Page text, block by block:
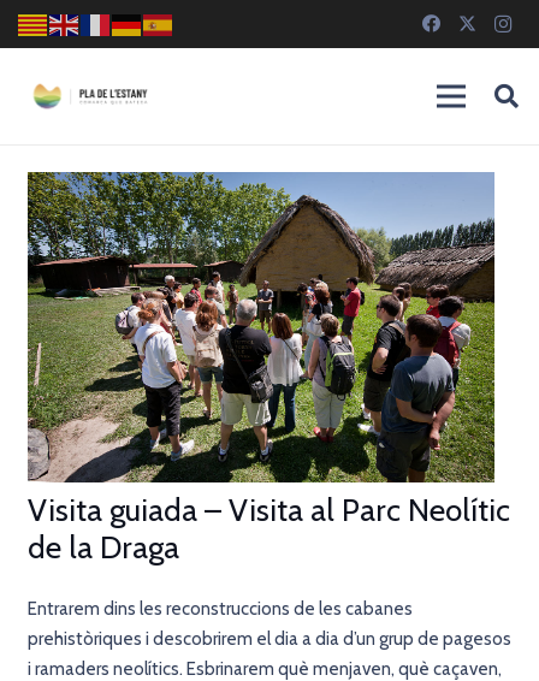
Visita guiada – Visita al Parc Neolític
de la Draga
Entrarem dins les reconstruccions de les cabanes
prehistòriques i descobrirem el dia a dia d’un grup de pagesos
i ramaders neolítics. Esbrinarem què menjaven, què caçaven,